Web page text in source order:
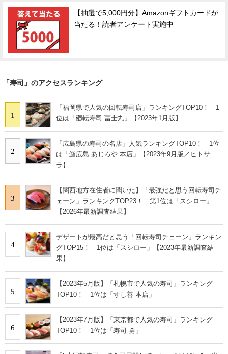
【抽選で5,000円分】Amazonギフトカードが
当たる！読者アンケート実施中
「寿司」のアクセスランキング
1
「福岡県で人気の回転寿司店」ランキングTOP10！ 1
位は「廻転寿司 冨士丸」【2023年1月版】
2
「広島県の寿司の名店」人気ランキングTOP10！ 1位
は「鮨広島 あじろや 本店」【2023年9月版／ヒトサ
ラ】
3
【関西地方在住者に聞いた】「最強だと思う回転寿司チ
ェーン」ランキングTOP23！ 第1位は「スシロー」
【2026年最新調査結果】
4
デザートが最高だと思う「回転寿司チェーン」ランキン
グTOP15！ 1位は「スシロー」【2023年最新調査結
果】
5
【2023年5月版】「札幌市で人気の寿司」ランキング
TOP10！ 1位は「すし善 本店」
6
【2023年7月版】「東京都で人気の寿司」ランキング
TOP10！ 1位は「寿司 勇」